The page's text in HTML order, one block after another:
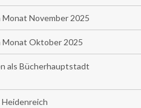
November 2025
Oktober 2025
als Bücherhauptstadt